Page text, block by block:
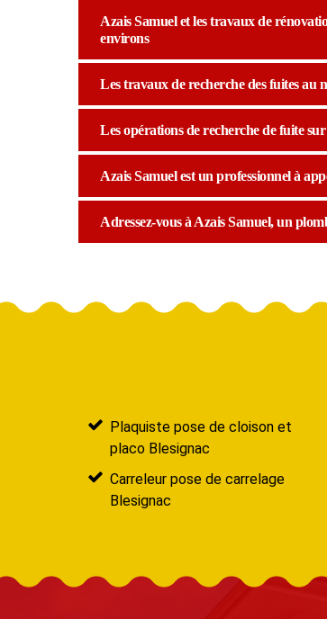
Azais Samuel et les travaux de
environs
Les travaux de recherche des fuites au
Les opérations de recherche de fuite
Azais Samuel est un professionnel à
Adressez-vous à Azais Samuel, un
Plaquiste pose de cloison et
placo Blesignac
Carreleur pose de carrelage
Blesignac